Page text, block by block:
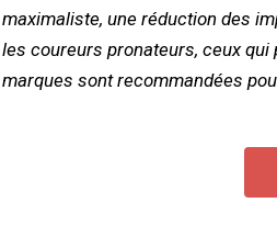
maximaliste, une réduction des
les coureurs pronateurs, ceux
marques sont recommandées